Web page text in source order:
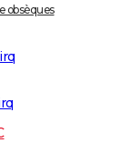
obsèques